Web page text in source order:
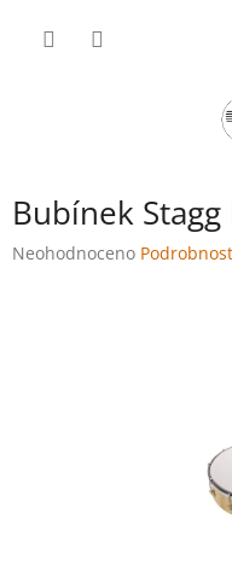
Bubínek Stagg
Průměrné
Neohodnoceno